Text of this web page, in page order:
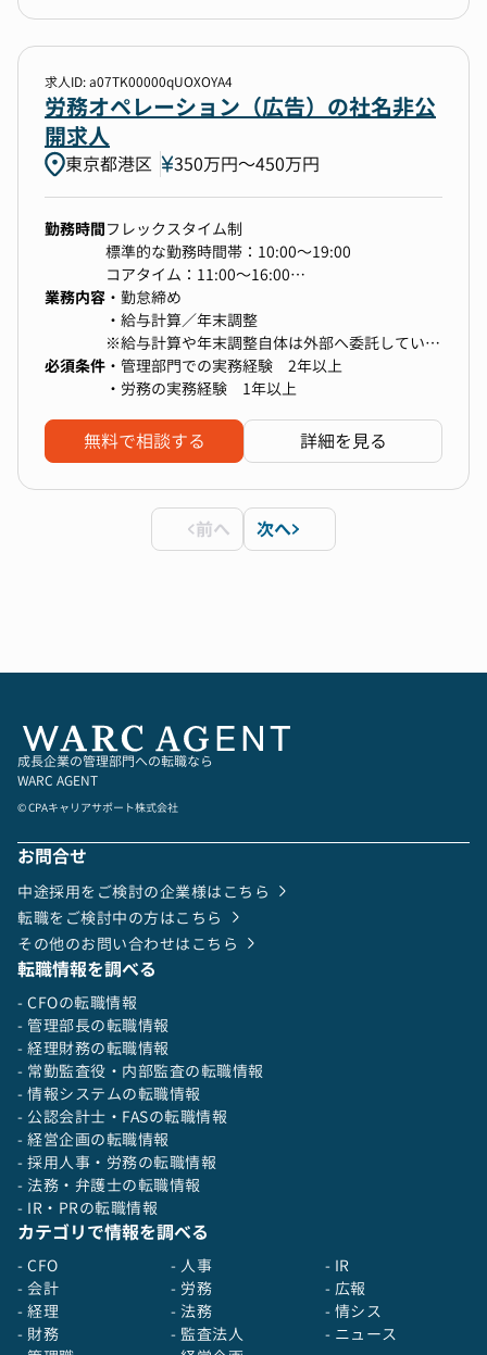
成長企業であるソーシャルネットワーク・アバタ
ーアプリ運営企業グループでは、労務の仕組みや
制度も常に進化を求められます。本ポジションで
は、労務のプロフェッショナルとして、ルールの
策定・改善に深く関与し、自らのアイデアを形に
することが可能 です。単なるオペレーションで
はなく、より良い労務環境を自ら創り出すことに
やりがいを感じる方には最適な環境です。
3.多様なバックグラウンドを持つメンバーと共に
働ける
ソーシャルネットワーク・アバターアプリ運営企
業グループには、さまざまな国籍・バックグラウ
ンドを持つメンバーが集まっています。労務チー
ムとしても、多様な働き方や価値観に対応する労
務環境を整える ことが求められます。グローバ
ルな視点での労務管理に興味がある方にとって
は、チャレンジングで成長できる機会が多くあり
ます。
4.変化を楽しみながら柔軟に対応できる環境
ソーシャルネットワーク・アバターアプリ運営企
業グループは、挑戦と変化を歓迎するカルチャー
す。
給与計算業務（勤怠管理システム使用）、社会保
険手続き（社会保険手続きシステム使用）及び、
店舗からの労務関連問い合わせ対応、年末調整業
務、労務トラブル対応などを担当いただきます。
黙々と自分の業務を行うだけではなく、専門性を
より深めたい方や、周囲と協働して業務推進やメ
上昇志向をお持ちの方を歓迎します。
求人ID: a07TK00000qUOXOYA4
労務オペレーション（広告）の社名非公
開求人
東京都港区 350万円〜450万円
勤務時間フレックスタイム制
標準的な勤務時間帯：10:00～19:00
コアタイム：11:00～16:00
フレキシブルタイム：8:00～11:00、16:00～
22:00
標準労働時間月間（8時間×営業日数）
全社平均残業14時間/月
業務内容 ・勤怠締め
・給与計算／年末調整
※給与計算や年末調整自体は外部へ委託している
ため、委託先への情報共有など連携がメインとな
ります。
・入社／退職時の対応
・雇用契約書の作成と締結
・ストレスチェックの実施の実施
・従業員とのフォロー面談
・衛生委員会への出席
必須条件 ・管理部門での実務経験 2年以上
・労務の実務経験 1年以上
無料で相談する 詳細を見る
前へ 次へ
成長企業の管理部門への転職なら
WARC AGENT
© CPAキャリアサポート株式会社
お問合せ
中途採用をご検討の企業様はこちら
転職をご検討中の方はこちら
その他のお問い合わせはこちら
転職情報を調べる
- CFOの転職情報
- 管理部長の転職情報
- 経理財務の転職情報
- 常勤監査役・内部監査の転職情報
- 情報システムの転職情報
- 公認会計士・FASの転職情報
- 経営企画の転職情報
- 採用人事・労務の転職情報
- 法務・弁護士の転職情報
- IR・PRの転職情報
カテゴリで情報を調べる
- CFO
- 会計
- 経理
- 財務
- 人事
- 労務
- 法務
- 監査法人
- IR
- 広報
- 情シス
- ニュース